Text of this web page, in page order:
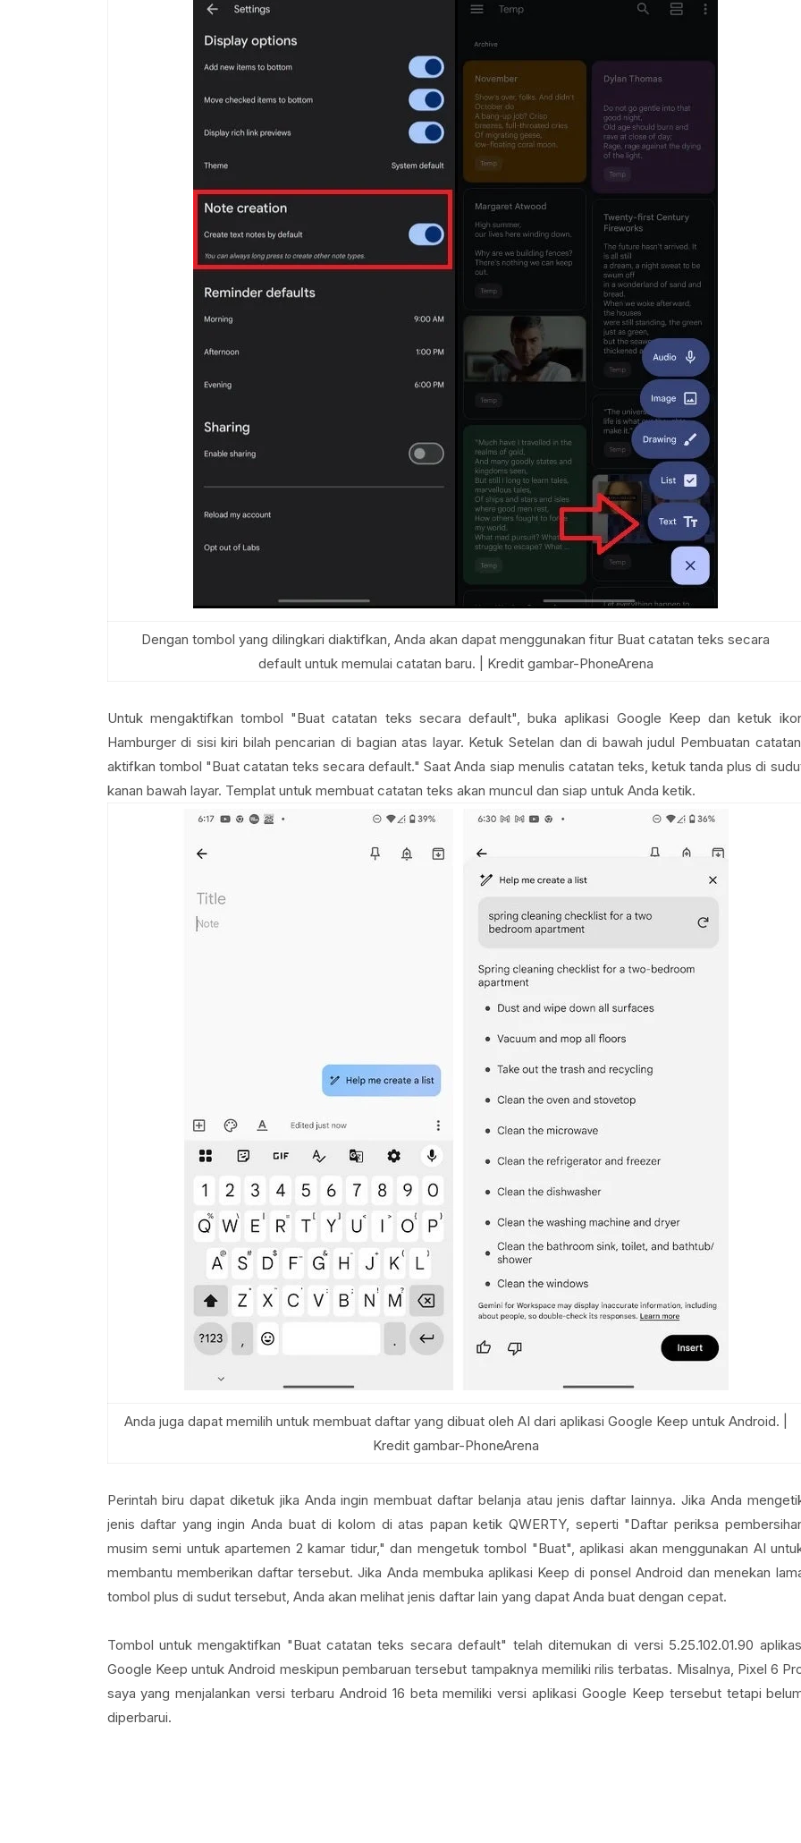
Dengan tombol yang dilingkari diaktifkan, Anda akan dapat menggunakan fitur Buat catatan teks secara
default untuk memulai catatan baru. | Kredit gambar-PhoneArena
Untuk mengaktifkan tombol "Buat catatan teks secara default", buka aplikasi Google Keep dan ketuk
Hamburger di sisi kiri bilah pencarian di bagian atas layar. Ketuk Setelan dan di bawah judul Pembuatan
aktifkan tombol "Buat catatan teks secara default." Saat Anda siap menulis catatan teks, ketuk tanda plus di
kanan bawah layar. Templat untuk membuat catatan teks akan muncul dan siap untuk Anda ketik.
Anda juga dapat memilih untuk membuat daftar yang dibuat oleh AI dari aplikasi Google Keep untuk Android. |
Kredit gambar-PhoneArena
Perintah biru dapat diketuk jika Anda ingin membuat daftar belanja atau jenis daftar lainnya. Jika Anda
jenis daftar yang ingin Anda buat di kolom di atas papan ketik QWERTY, seperti "Daftar periksa
musim semi untuk apartemen 2 kamar tidur," dan mengetuk tombol "Buat", aplikasi akan menggunakan AI
membantu memberikan daftar tersebut. Jika Anda membuka aplikasi Keep di ponsel Android dan menekan
tombol plus di sudut tersebut, Anda akan melihat jenis daftar lain yang dapat Anda buat dengan cepat.
Tombol untuk mengaktifkan "Buat catatan teks secara default" telah ditemukan di versi 5.25.102.01.90
Google Keep untuk Android meskipun pembaruan tersebut tampaknya memiliki rilis terbatas. Misalnya, Pixel 6
saya yang menjalankan versi terbaru Android 16 beta memiliki versi aplikasi Google Keep tersebut tetapi
diperbarui.